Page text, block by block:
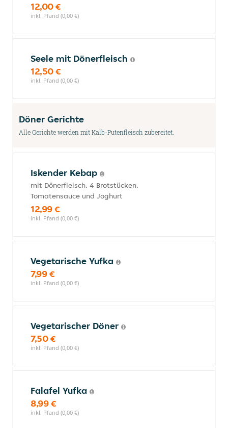
12,00 €
inkl. Pfand (0,00 €)
Seele mit Dönerfleisch
12,50 €
inkl. Pfand (0,00 €)
Döner Gerichte
Alle Gerichte werden mit Kalb-Putenfleisch zubereitet.
Iskender Kebap
mit Dönerfleisch, 4 Brotstücken,
Tomatensauce und Joghurt
12,99 €
inkl. Pfand (0,00 €)
Vegetarische Yufka
7,99 €
inkl. Pfand (0,00 €)
Vegetarischer Döner
7,50 €
inkl. Pfand (0,00 €)
Falafel Yufka
8,99 €
inkl. Pfand (0,00 €)